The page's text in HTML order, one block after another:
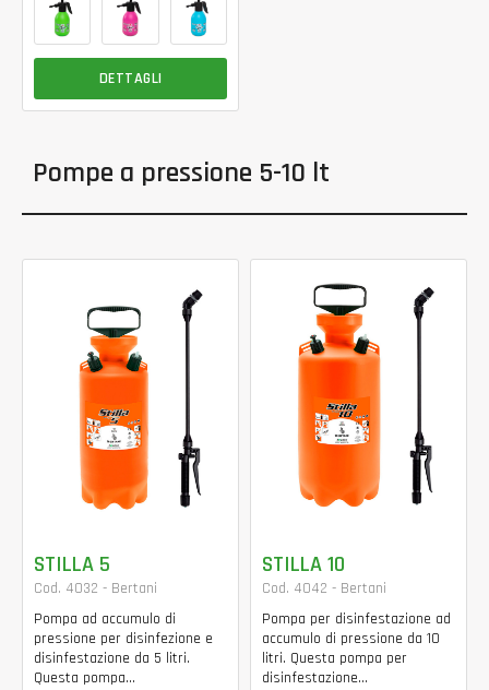
DETTAGLI
Pompe a pressione 5-10 lt
STILLA 5
Cod. 4032 - Bertani
Pompa ad accumulo di
pressione per disinfezione e
disinfestazione da 5 litri.
Questa pompa...
STILLA 10
Cod. 4042 - Bertani
Pompa per disinfestazione ad
accumulo di pressione da 10
litri. Questa pompa per
disinfestazione...